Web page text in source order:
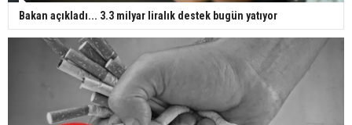
Bakan açıkladı... 3.3 milyar liralık destek bugün yatıyor